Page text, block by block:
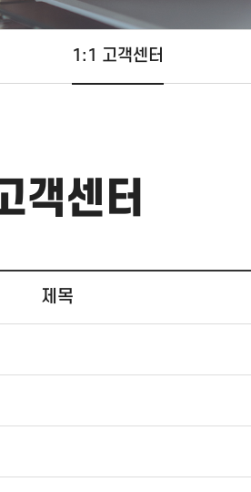
1:1 고객센터
객센터
제목